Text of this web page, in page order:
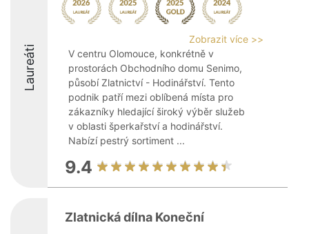
Laureáti
Zobrazit více >>
V centru Olomouce, konkrétně v
prostorách Obchodního domu Senimo,
působí Zlatnictví - Hodinářství. Tento
podnik patří mezi oblíbená místa pro
zákazníky hledající široký výběr služeb
v oblasti šperkařství a hodinářství.
Nabízí pestrý sortiment ...
9.4
Zlatnická dílna Koneční